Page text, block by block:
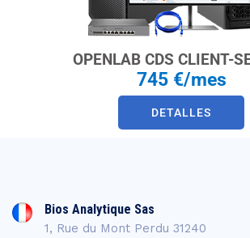
OPENLAB CDS CLIENT-
745 €/mes
DETALLES
Bios Analytique Sas
1, Rue du Mont Perdu 31240